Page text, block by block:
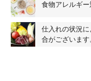
食物アレルギ
仕入れの状況
合がございます